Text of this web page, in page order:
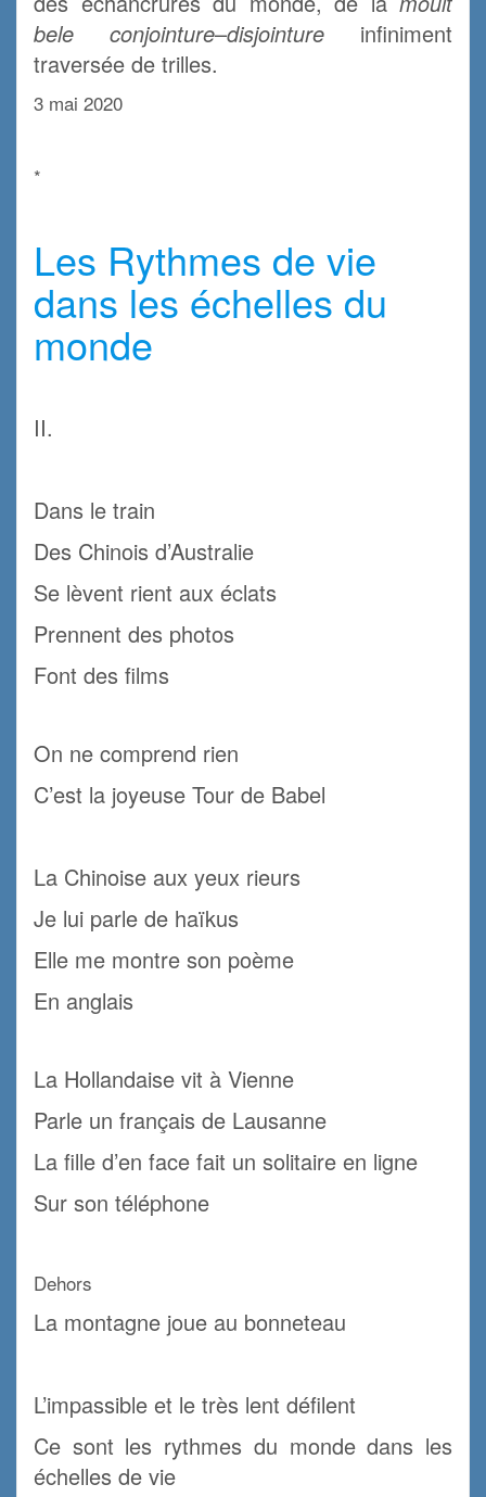
bele conjointure–disjointure infiniment
traversée de trilles.
3 mai 2020
*
Les Rythmes de vie
dans les échelles du
monde
II.
Dans le train
Des Chinois d’Australie
Se lèvent rient aux éclats
Prennent des photos
Font des films
On ne comprend rien
C’est la joyeuse Tour de Babel
La Chinoise aux yeux rieurs
Je lui parle de haïkus
Elle me montre son poème
En anglais
La Hollandaise vit à Vienne
Parle un français de Lausanne
La fille d’en face fait un solitaire en ligne
Sur son téléphone
Dehors
La montagne joue au bonneteau
L’impassible et le très lent défilent
Ce sont les rythmes du monde dans les
échelles de vie